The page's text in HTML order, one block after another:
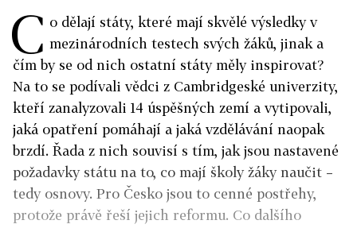
C o dělají státy, které mají skvělé výsledky v
mezinárodních testech svých žáků, jinak a
čím by se od nich ostatní státy měly inspirovat?
Na to se podívali vědci z Cambridgeské univerzity,
kteří zanalyzovali 14 úspěšných zemí a vytipovali,
jaká opatření pomáhají a jaká vzdělávání naopak
brzdí. Řada z nich souvisí s tím, jak jsou nastavené
požadavky státu na to, co mají školy žáky naučit –
tedy osnovy. Pro Česko jsou to cenné postřehy,
protože právě řeší jejich reformu. Co dalšího